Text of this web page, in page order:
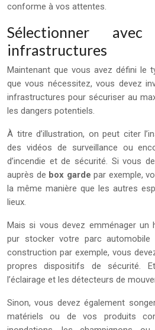
conforme à vos attentes.
Sélectionner
infrastructures
Maintenant que vous avez défini le
que vous nécessitez, vous devez
infrastructures pour sécuriser au
les dangers potentiels.
À titre d’illustration, on peut citer
des vidéos de surveillance ou
d’incendie et de sécurité. Si vous
auprès de box garde par exemple,
la même manière que les autres
lieux.
Mais si vous devez emménager un
pur stocker votre parc
construction par exemple, vous
propres dispositifs de sécurité.
l’éclairage et les détecteurs de
Sinon, vous devez également
matériels ou de vos produits